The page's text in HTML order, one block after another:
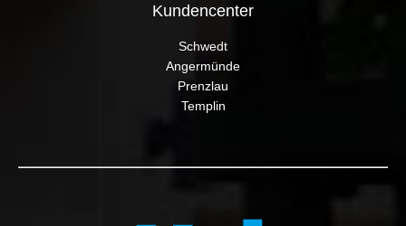
Kundencenter
Schwedt
Angermünde
Prenzlau
Templin